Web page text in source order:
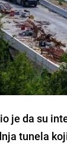
je da su
tunela